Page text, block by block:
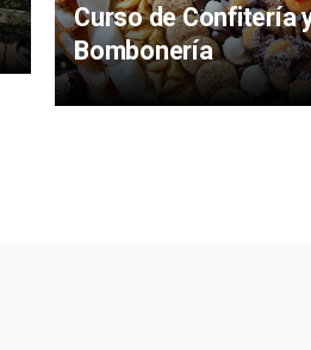
Curso de Confitería
Bombonería